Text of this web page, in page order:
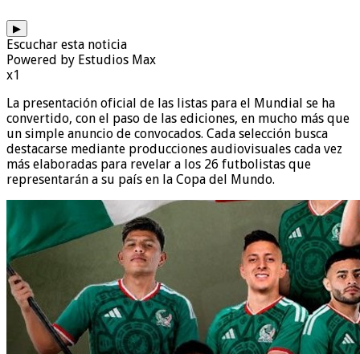
▶
Escuchar esta noticia
Powered by Estudios Max
x1
La presentación oficial de las listas para el Mundial se ha
convertido, con el paso de las ediciones, en mucho más que
un simple anuncio de convocados. Cada selección busca
destacarse mediante producciones audiovisuales cada vez
más elaboradas para revelar a los 26 futbolistas que
representarán a su país en la Copa del Mundo.